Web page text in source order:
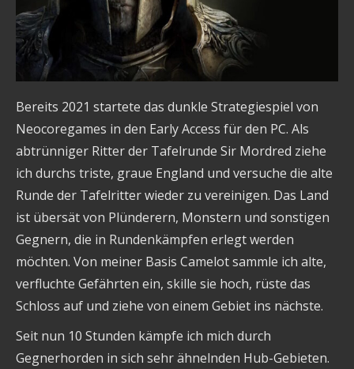
Bereits 2021 startete das dunkle Strategiespiel von
Neocoregames in den Early Access für den PC. Als
abtrünniger Ritter der Tafelrunde Sir Mordred ziehe
ich durchs triste, graue England und versuche die alte
Runde der Tafelritter wieder zu vereinigen. Das Land
ist übersät von Plünderern, Monstern und sonstigen
Gegnern, die in Rundenkämpfen erlegt werden
möchten. Von meiner Basis Camelot sammle ich alte,
verfluchte Gefährten ein, skille sie hoch, rüste das
Schloss auf und ziehe von einem Gebiet ins nächste.
Seit nun 10 Stunden kämpfe ich mich durch
Gegnerhorden in sich sehr ähnelnden Hub-Gebieten.